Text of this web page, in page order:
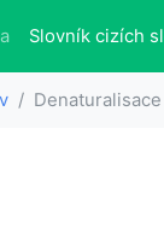
Slovník cizích
Denaturalisace